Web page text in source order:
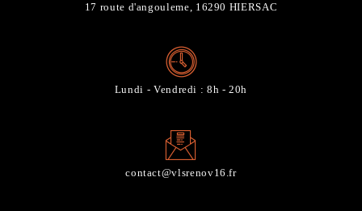
17 route d'angouleme, 16290 HIERSAC
Lundi - Vendredi : 8h - 20h
contact@vlsrenov16.fr